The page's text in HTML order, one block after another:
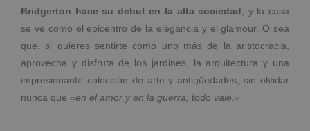
Bridgerton hace su debut en la alta sociedad , y la casa
se ve como el epicentro de la elegancia y el glamour. O sea
que, si quieres sentirte como uno más de la aristocracia,
aprovecha y disfruta de los jardines, la arquitectura y una
impresionante colección de arte y antigüedades, sin olvidar
nunca que «en el amor y en la guerra, todo vale.»